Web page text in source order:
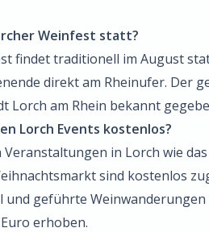
Weinfest statt?
findet traditionell im August
direkt am Rheinufer. Der
Lorch am Rhein bekannt
Lorch Events kostenlos?
in Lorch wie
sind kostenlos
geführte
erhoben.